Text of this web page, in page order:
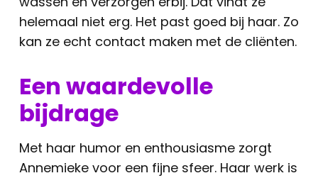
helemaal niet erg. Het past goed bij haar. Zo
kan ze echt contact maken met de cliënten.
Een waardevolle
bijdrage
Met haar humor en enthousiasme zorgt
Annemieke voor een fijne sfeer. Haar werk is